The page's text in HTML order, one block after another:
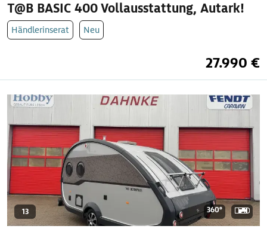
T@B BASIC 400 Vollausstattung, Autark!
Händlerinserat Neu
27.990 €
13 360°